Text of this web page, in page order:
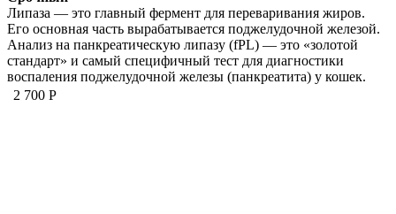
Липаза — это главный фермент для переваривания жиров.
Его основная часть вырабатывается поджелудочной железой.
Анализ на панкреатическую липазу (fPL) — это «золотой
стандарт» и самый специфичный тест для диагностики
воспаления поджелудочной железы (панкреатита) у кошек.
2 700 Р